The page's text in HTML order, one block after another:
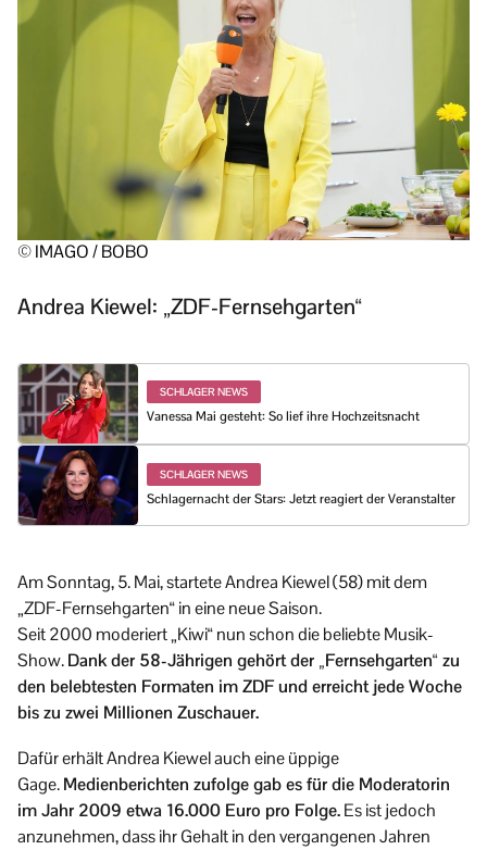
© IMAGO / BOBO
Andrea Kiewel: „ZDF-Fernsehgarten“
SCHLAGER NEWS
Vanessa Mai gesteht: So lief ihre Hochzeitsnacht
SCHLAGER NEWS
Schlagernacht der Stars: Jetzt reagiert der Veranstalter
Am Sonntag, 5. Mai, startete Andrea Kiewel (58) mit dem
„ZDF-Fernsehgarten“ in eine neue Saison.
Seit 2000 moderiert „Kiwi“ nun schon die beliebte Musik-
Show.Dank der 58-Jährigen gehört der „Fernsehgarten“ zu
den belebtesten Formaten im ZDF und erreicht jede Woche
bis zu zwei Millionen Zuschauer.
Dafür erhält Andrea Kiewel auch eine üppige
Gage.Medienberichten zufolge gab es für die Moderatorin
im Jahr 2009 etwa 16.000 Euro pro Folge.Es ist jedoch
anzunehmen, dass ihr Gehalt in den vergangenen Jahren